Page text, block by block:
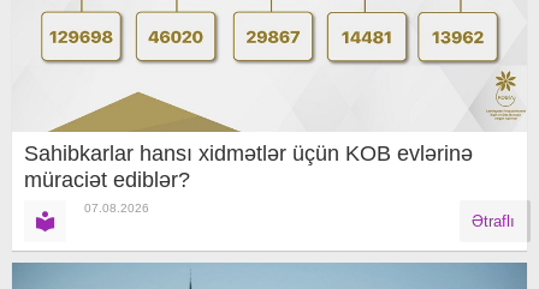
Sahibkarlar hansı xidmətlər üçün KOB evlərinə
müraciət ediblər?
07.08.2026
Ətraflı